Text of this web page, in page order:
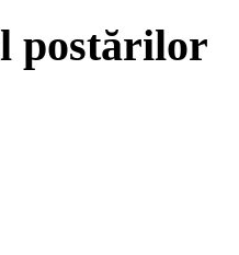
postărilor